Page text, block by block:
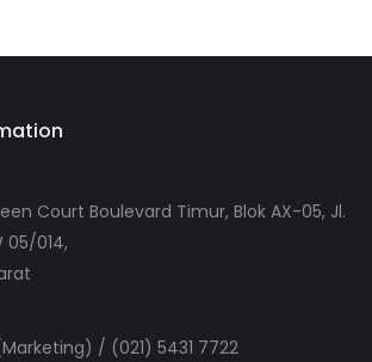
Court Boulevard Timur, Blok AX-05, Jl.
05/014,
/ (021) 5431 7722